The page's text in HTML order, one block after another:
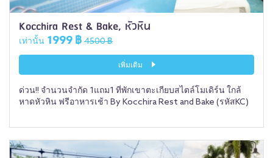
Kocchira Rest & Bake, หัวหิน
เท่านั้น 1999 ฿ 4500 ฿
เพิ่มเติม
ด่วน!! จำนวนจำกัด 1แถม1 ที่พักเขาตะเกียบสไตล์โมเดิร์น ใกล้
หาดหัวหิน ฟรีอาหารเช้า By Kocchira Rest and Bake (รหัสKC)